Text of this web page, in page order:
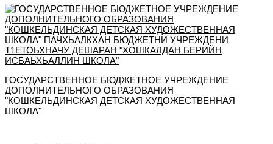
ГОСУДАРСТВЕННОЕ БЮДЖЕТНОЕ УЧРЕЖДЕНИЕ
ДОПОЛНИТЕЛЬНОГО ОБРАЗОВАНИЯ
"КОШКЕЛЬДИНСКАЯ ДЕТСКАЯ ХУДОЖЕСТВЕННАЯ
ШКОЛА"